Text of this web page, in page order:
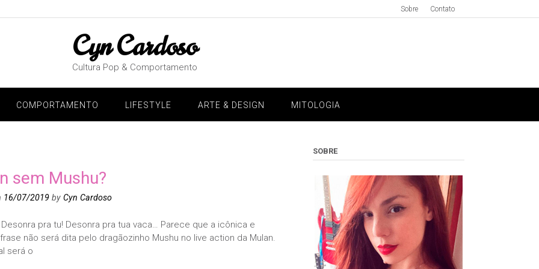
Sobre Contato
Cyn Cardoso
Cultura Pop & Comportamento
COMPORTAMENTO LIFESTYLE ARTE & DESIGN MITOLOGIA
sem Mushu?
16/07/2019by Cyn Cardoso
Desonra pra tu! Desonra pra tua vaca… Parece que a icônica e
não será dita pelo dragãozinho Mushu no live action da Mulan.
será o
SOBRE